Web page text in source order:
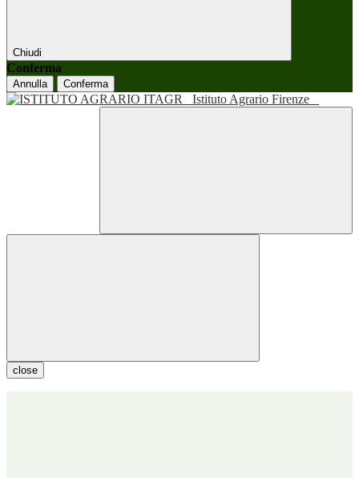
Chiudi
Conferma
Annulla Conferma
Istituto Agrario Firenze
close